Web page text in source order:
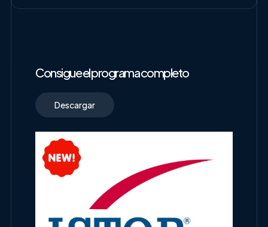
Consigue el programa completo
Descargar